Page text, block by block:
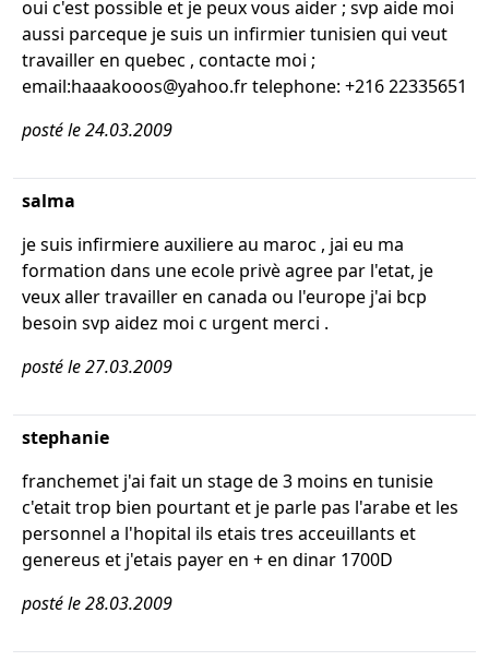
oui c'est possible et je peux vous aider ; svp aide moi
aussi parceque je suis un infirmier tunisien qui veut
travailler en quebec , contacte moi ;
email:haaakooos@yahoo.fr telephone: +216 22335651
posté le 24.03.2009
salma
je suis infirmiere auxiliere au maroc , jai eu ma
formation dans une ecole privè agree par l'etat, je
veux aller travailler en canada ou l'europe j'ai bcp
besoin svp aidez moi c urgent merci .
posté le 27.03.2009
stephanie
franchemet j'ai fait un stage de 3 moins en tunisie
c'etait trop bien pourtant et je parle pas l'arabe et les
personnel a l'hopital ils etais tres acceuillants et
genereus et j'etais payer en + en dinar 1700D
posté le 28.03.2009